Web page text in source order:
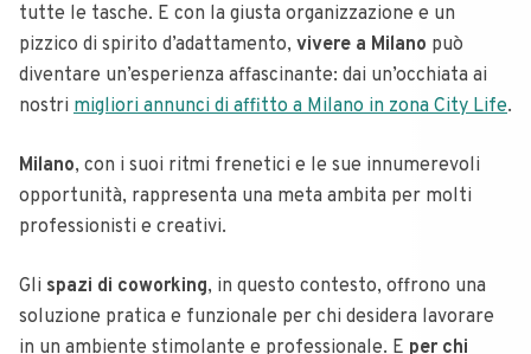
tutte le tasche. E con la giusta organizzazione e un
pizzico di spirito d’adattamento, vivere a Milano può
diventare un’esperienza affascinante: dai un’occhiata ai
nostri migliori annunci di affitto a Milano in zona City Life.
Milano, con i suoi ritmi frenetici e le sue innumerevoli
opportunità, rappresenta una meta ambita per molti
professionisti e creativi.
Gli spazi di coworking, in questo contesto, offrono una
soluzione pratica e funzionale per chi desidera lavorare
in un ambiente stimolante e professionale. E per chi